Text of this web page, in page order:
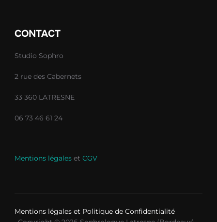
CONTACT
Studio Sophro
2 rue des Cabernets
33 360 LATRESNE
06 73 46 61 24
Mentions légales et CGV
Mentions légales et Politique de Confidentialité